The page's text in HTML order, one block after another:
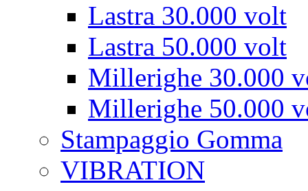
Lastra 30.000 volt
Lastra 50.000 volt
Millerighe 30.000
Millerighe 50.000
Stampaggio Gomma
VIBRATION